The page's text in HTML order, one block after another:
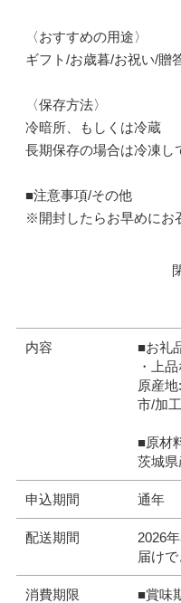
〈おすすめの用途〉
ギフト/お歳暮/お祝い/贈
〈保存方法〉
冷暗所、もしくは冷蔵
長期保存の場合は冷凍し
■注意事項/その他
※開封したらお早めにお
内容
■お礼
・上
原産
市/加
■原材
茨城
申込期間 通年
配送期間
2026
届けで
消費期限 ■賞味